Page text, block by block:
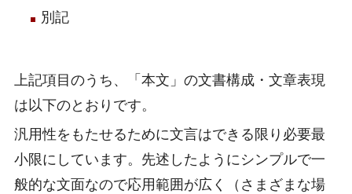
別記
上記項目のうち、「本文」の文書構成・文章表現
は以下のとおりです。
汎用性をもたせるために文言はできる限り必要最
小限にしています。先述したようにシンプルで一
般的な文面なので応用範囲が広く（さまざまな場